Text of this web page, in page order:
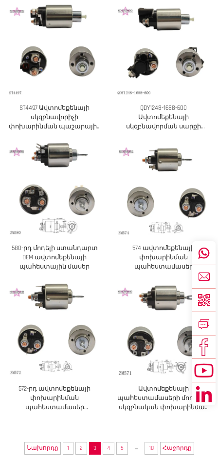
ուղղակի մատակարարում,
OEM և ODM ծառայություններ
են առկա
OEM և ODM ծառայություններ
են առկա
ST4497 Ավտոմեքենայի
սկզբնավորիչի
փոխարինման պաշարային
մեքենաների համար
QDY1248-1688-600
Ավտոմեքենայի
սկզբնավորման սարքի
թուրքական մեքենաների
համար
580-րդ մոդելի ստանդարտ
OEM ավտոմեքենայի
պահեստային մասեր
574 ավտոմեքենայի
փոխարինման
պահեստամասեր
թուրքական մեքենաների
համար
572-րդ ավտոմեքենայի
փոխարինման
պահեստամասեր
Ավտոմեքենայի
պահեստամասերի մոդել 571՝
սկզբնական փոխարինման
Նախորդը 1 2 3 4 5 ... 18 Հաջորդը